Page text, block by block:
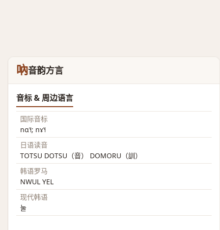
吶音韵方言
音标 & 周边语言
国际音标
nɑ˥˧; nɤ˥˧
日语读音
TOTSU DOTSU（音） DOMORU（訓）
韩语罗马
NWUL YEL
现代韩语
눌